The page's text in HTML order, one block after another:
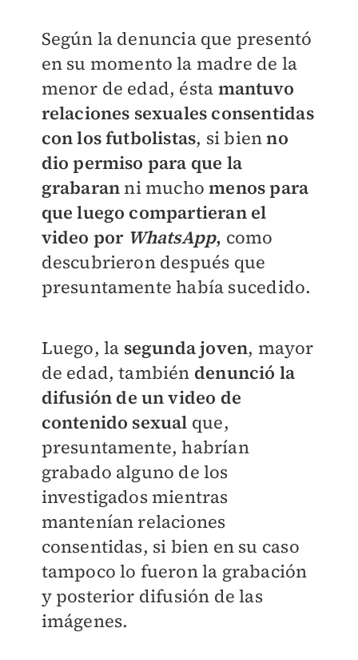
Según la denuncia que presentó
en su momento la madre de la
menor de edad, ésta mantuvo
relaciones sexuales consentidas
con los futbolistas, si bienno
dio permiso para que la
grabaranni muchomenos para
que luego compartieran el
video por WhatsApp, como
descubrieron después que
presuntamente había sucedido.
Luego, la segunda joven, mayor
de edad, también denunció la
difusión de un video de
contenido sexual que,
presuntamente, habrían
grabado alguno de los
investigados mientras
mantenían relaciones
consentidas, si bien en su caso
tampoco lo fueron la grabación
y posterior difusión de las
imágenes.